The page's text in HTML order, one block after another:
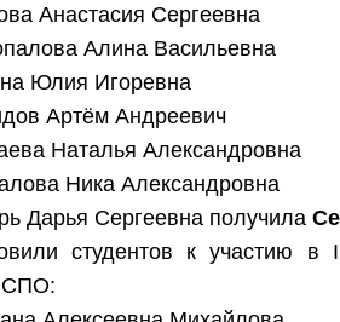
Анастасия Сергеевна
Алина Васильевна
Юлия Игоревна
Артём Андреевич
Наталья Александровна
Ника Александровна
Дарья Сергеевна получила
студентов к участию в
СПО: